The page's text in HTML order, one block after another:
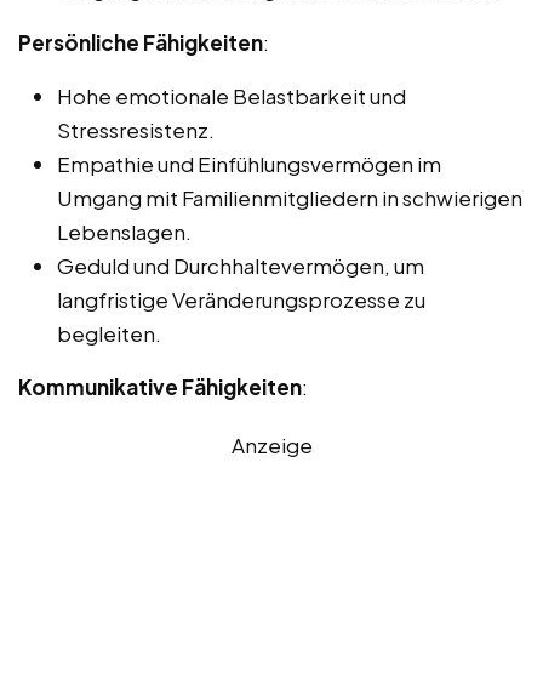
Persönliche Fähigkeiten:
Hohe emotionale Belastbarkeit und
Stressresistenz.
Empathie und Einfühlungsvermögen im
Umgang mit Familienmitgliedern in schwierigen
Lebenslagen.
Geduld und Durchhaltevermögen, um
langfristige Veränderungsprozesse zu
begleiten.
Kommunikative Fähigkeiten:
Anzeige